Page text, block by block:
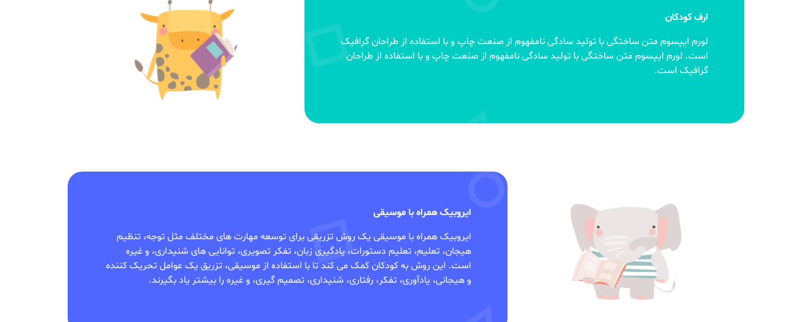
ارف کودکان
لورم ایپسوم متن ساختگی با تولید سادگی نامفهوم از صنعت چاپ و با استفاده از طراحان گرافیک
است. لورم ایپسوم متن ساختگی با تولید سادگی نامفهوم از صنعت چاپ و با استفاده از طراحان
گرافیک است.
ایروبیک همراه با موسیقی
ایروبیک همراه با موسیقی یک روش تزریقی برای توسعه مهارت های مختلف مثل توجه، تنظیم
هیجان، تعلیم، تعلیم دستورات، یادگیری زبان، تفکر تصویری، توانایی های شنیداری، و غیره
است. این روش به کودکان کمک می کند تا با استفاده از موسیقی، تزریق یک عوامل تحریک کننده
و هیجانی، یادآوری، تفکر، رفتاری، شنیداری، تصمیم گیری، و غیره را بیشتر یاد بگیرند.